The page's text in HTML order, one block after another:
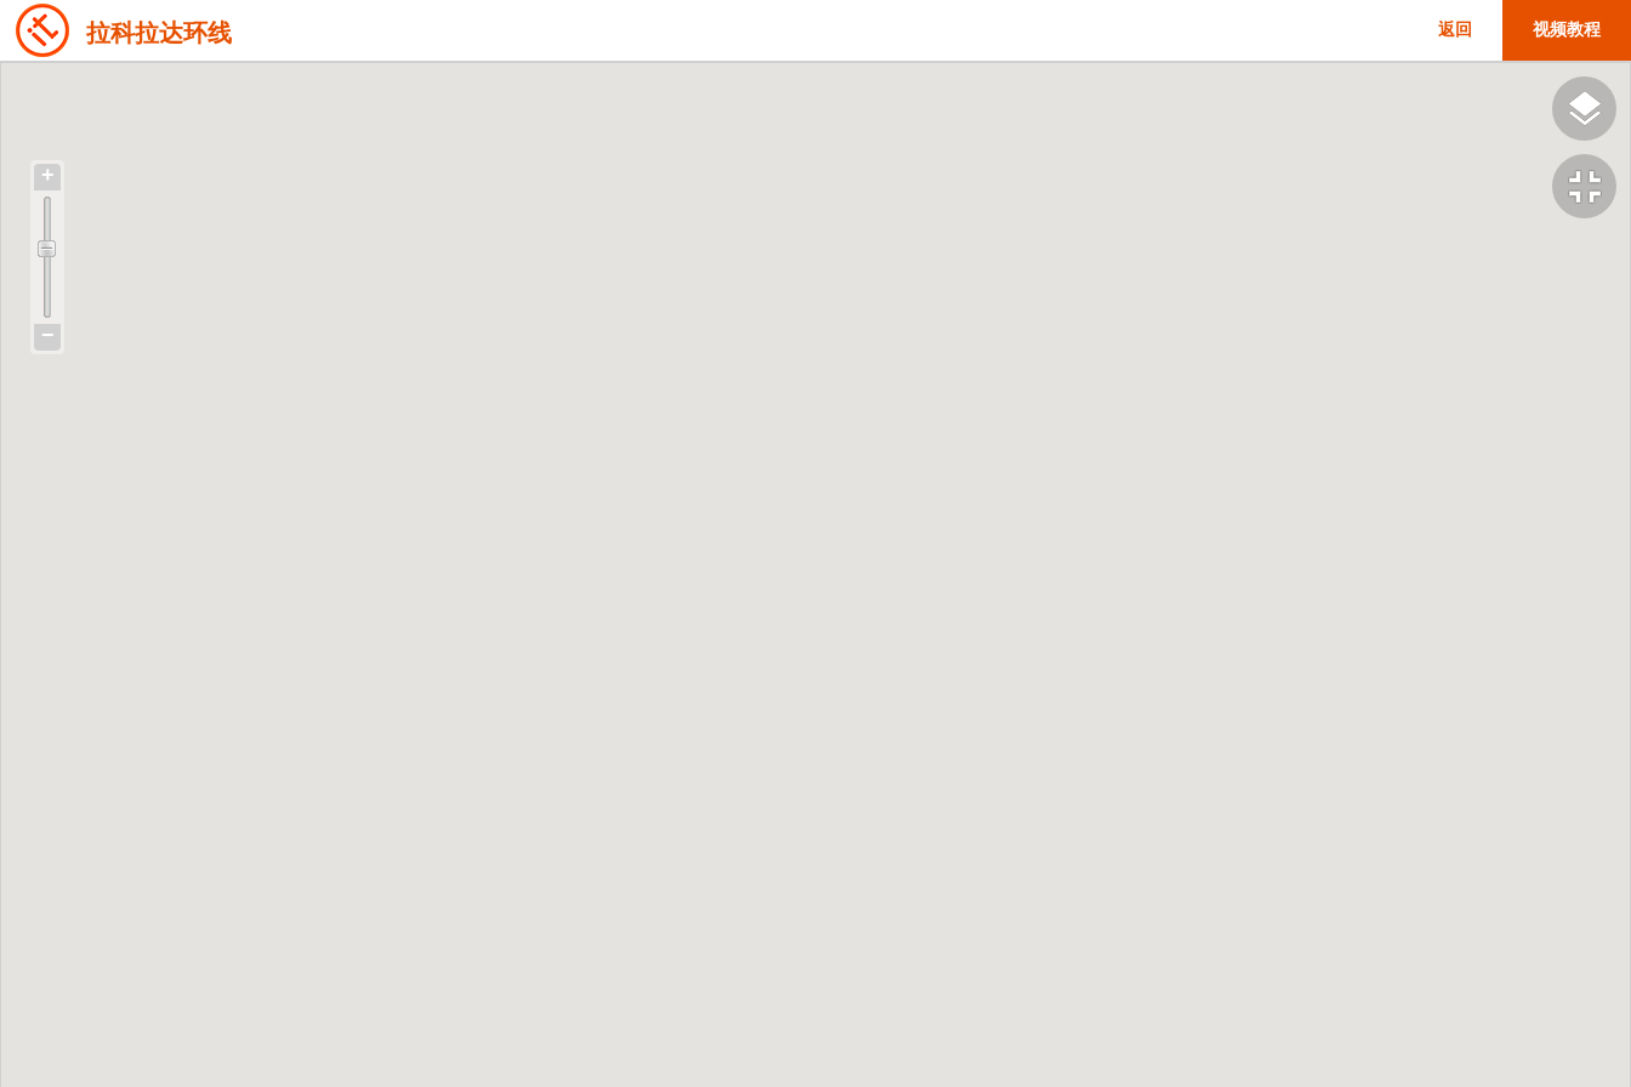
拉科拉达环线 视频教程
返回
+
−
fullscreen_exit